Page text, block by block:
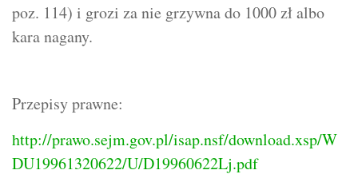
poz. 114) i grozi za nie grzywna do 1000 zł albo
kara nagany.
Przepisy prawne:
http://prawo.sejm.gov.pl/isap.nsf/download.xsp/W
DU19961320622/U/D19960622Lj.pdf